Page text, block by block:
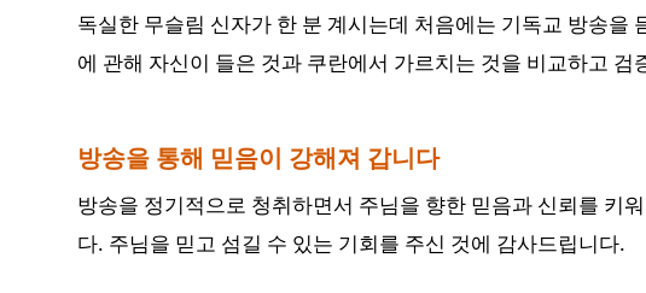
독실한 무슬림 신자가 한 분 계시는데 처음에는 기독교 방송
에 관해 자신이 들은 것과 쿠란에서 가르치는 것을 비교하고
방송을 통해 믿음이 강해져 갑니다
방송을 정기적으로 청취하면서 주님을 향한 믿음과 신뢰를 키
다. 주님을 믿고 섬길 수 있는 기회를 주신 것에 감사드립니다.